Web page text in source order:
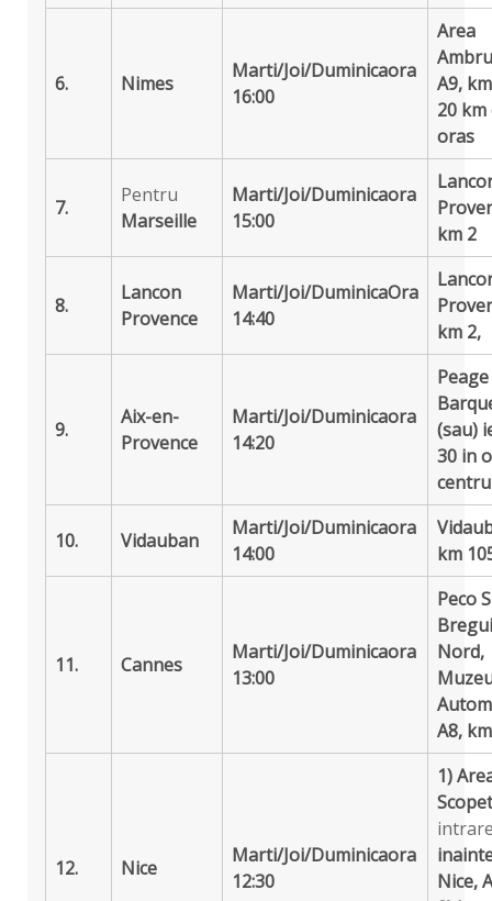
6. Nimes
Marti/Joi/Duminicaora
16:00
Area
A9,
20 km
oras
7.
Pentru
Marseille
Marti/Joi/Duminicaora
15:00
km 2
8.
Lancon
Provence
Marti/Joi/DuminicaOra
14:40
km 2,
9.
Aix-en-
Provence
Marti/Joi/Duminicaora
14:20
(sau)
30 in
centru
10. Vidauban
Marti/Joi/Duminicaora
14:00
km
11. Cannes
Marti/Joi/Duminicaora
13:00
Peco
Nord,
A8,
12. Nice
Marti/Joi/Duminicaora
12:30
1)
Nice,